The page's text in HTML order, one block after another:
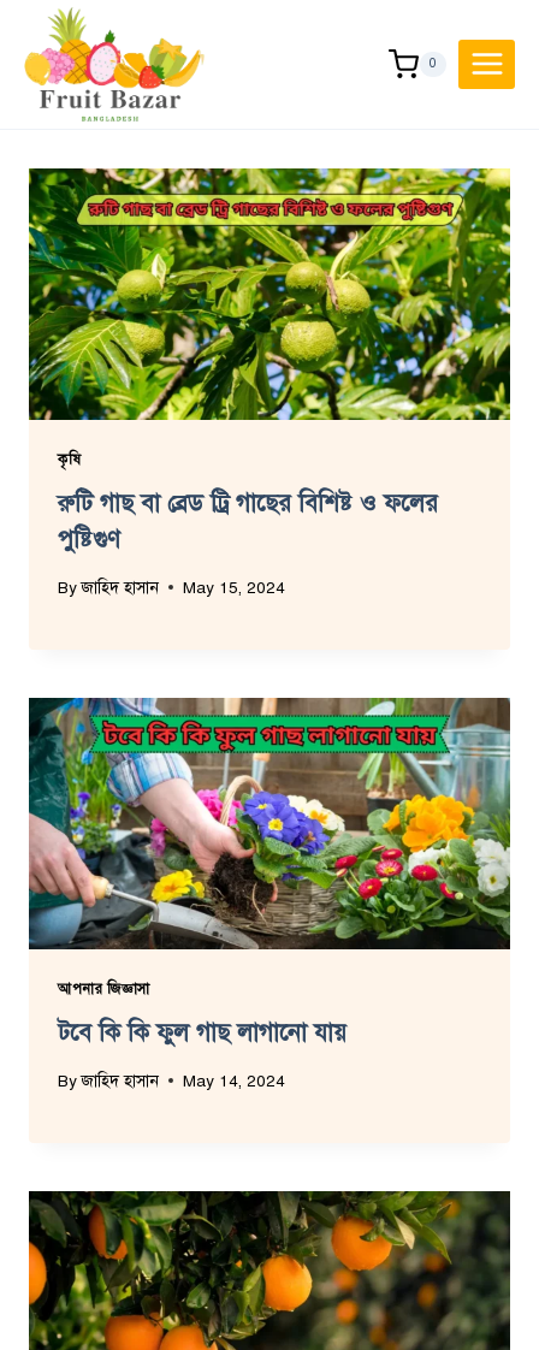
content
0
কৃষি
রুটি গাছ বা ব্রেড ট্রি গাছের বিশিষ্ট ও ফলের
পুষ্টিগুণ
Byজাহিদ হাসান May 15, 2024
আপনার জিজ্ঞাসা
টবে কি কি ফুল গাছ লাগানো যায়
Byজাহিদ হাসান May 14, 2024